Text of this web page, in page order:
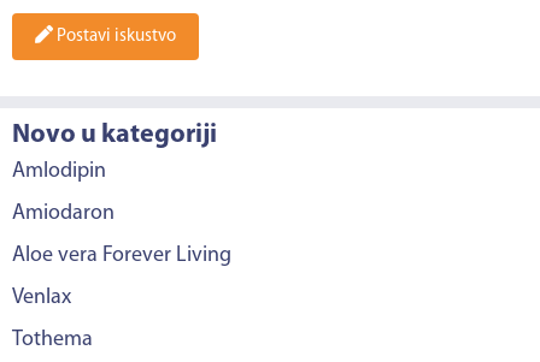
Postavi iskustvo
Novo u kategoriji
Amlodipin
Amiodaron
Aloe vera Forever Living
Venlax
Tothema